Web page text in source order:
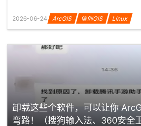
2026-06-24 ArcGIS 信创GIS Linux
卸载这些个软件，可以让你
弯路！（搜狗输入法、360安全